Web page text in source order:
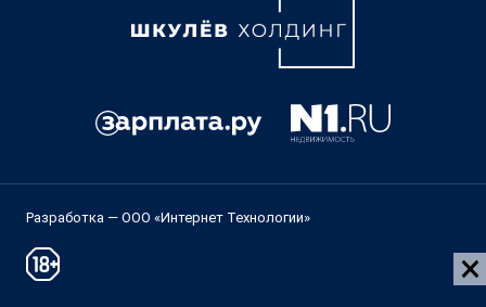
Разработка — ООО «Интернет Технологии»